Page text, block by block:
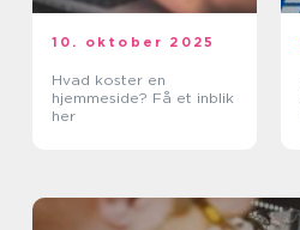
10. oktober 2025
Hvad koster en
hjemmeside? Få et inblik
her